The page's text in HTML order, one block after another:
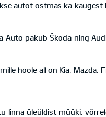
autot ostmas ka
pakub Škoda ning
hoole all on Kia, Mazda,
üleüldist müüki,